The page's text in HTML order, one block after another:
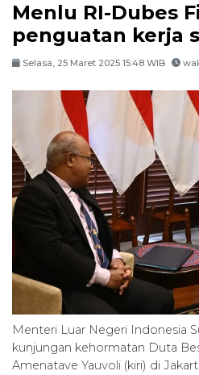
Menlu RI-Dubes
penguatan kerja
Selasa, 25 Maret 2025 15:48 WIB
Menteri Luar Negeri Indonesia
kunjungan kehormatan Duta
Amenatave Yauvoli (kiri) di